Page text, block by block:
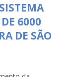
6000
DE SÃO